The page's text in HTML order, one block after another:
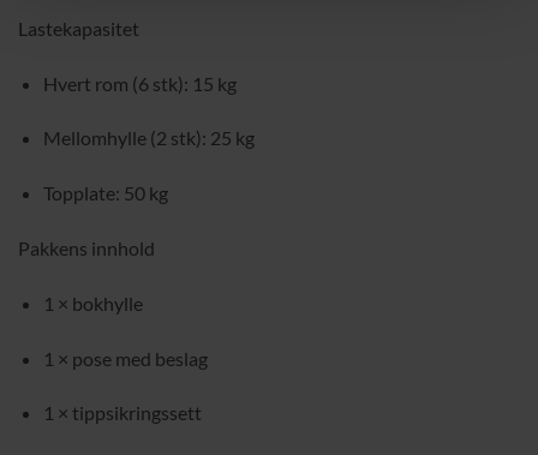
Lastekapasitet
Hvert rom (6 stk): 15 kg
Mellomhylle (2 stk): 25 kg
Topplate: 50 kg
Pakkens innhold
1 × bokhylle
1 × pose med beslag
1 × tippsikringssett